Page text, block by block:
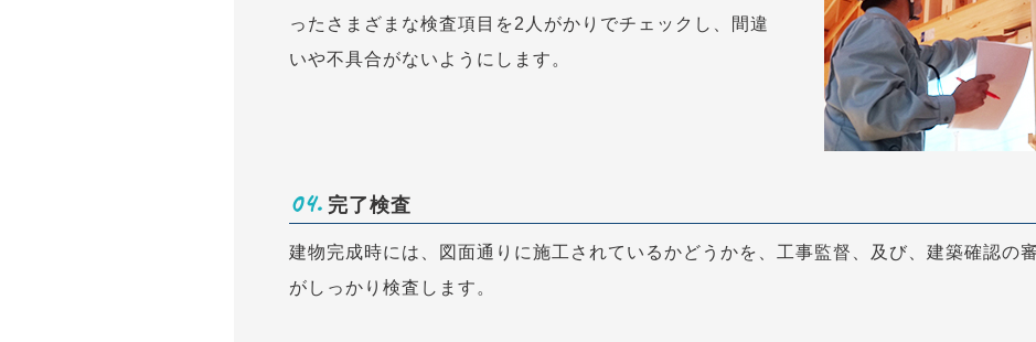
ったさまざまな検査項目を2人がかりでチェックし、間違
いや不具合がないようにします。
04. 完了検査
建物完成時には、図面通りに施工されているかどうかを、工事監督、及び、建築確認の
がしっかり検査します。